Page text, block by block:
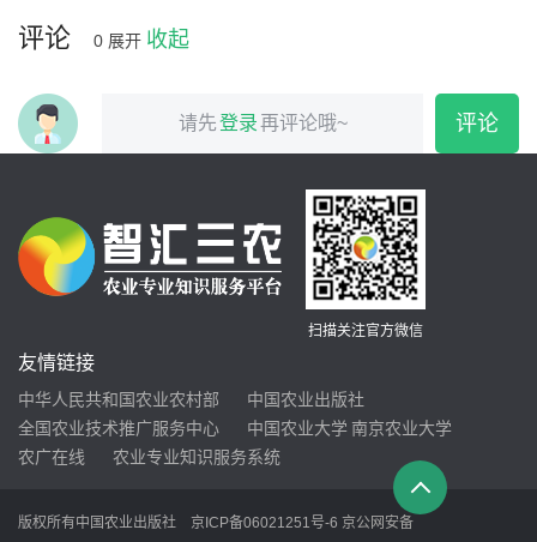
评论 0 展开 收起
请先登录再评论哦~ 评论
扫描关注官方微信
友情链接
中华人民共和国农业农村部
中国农业出版社
全国农业技术推广服务中心
中国农业大学 南京农业大学
农广在线
农业专业知识服务系统
版权所有中国农业出版社 京ICP备06021251号-6 京公网安备